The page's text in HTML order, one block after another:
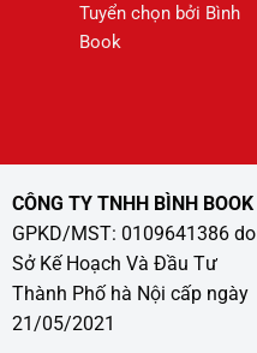
Tuyển chọn bởi Bình
Book
CÔNG TY TNHH BÌNH BOOK
GPKD/MST: 0109641386 do
Sở Kế Hoạch Và Đầu Tư
Thành Phố hà Nội cấp ngày
21/05/2021